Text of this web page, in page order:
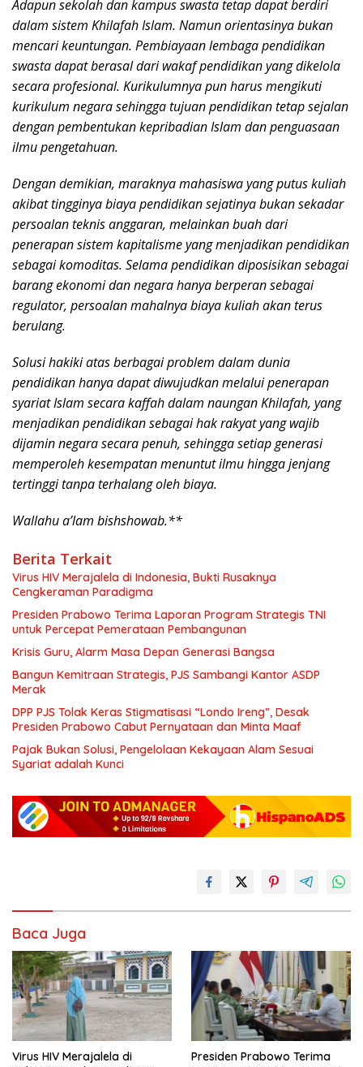
Adapun sekolah dan kampus swasta tetap dapat berdiri
dalam sistem Khilafah Islam. Namun orientasinya bukan
mencari keuntungan. Pembiayaan lembaga pendidikan
swasta dapat berasal dari wakaf pendidikan yang dikelola
secara profesional. Kurikulumnya pun harus mengikuti
kurikulum negara sehingga tujuan pendidikan tetap sejalan
dengan pembentukan kepribadian Islam dan penguasaan
ilmu pengetahuan.
Dengan demikian, maraknya mahasiswa yang putus kuliah
akibat tingginya biaya pendidikan sejatinya bukan sekadar
persoalan teknis anggaran, melainkan buah dari
penerapan sistem kapitalisme yang menjadikan pendidikan
sebagai komoditas. Selama pendidikan diposisikan sebagai
barang ekonomi dan negara hanya berperan sebagai
regulator, persoalan mahalnya biaya kuliah akan terus
berulang.
Solusi hakiki atas berbagai problem dalam dunia
pendidikan hanya dapat diwujudkan melalui penerapan
syariat Islam secara kaffah dalam naungan Khilafah, yang
menjadikan pendidikan sebagai hak rakyat yang wajib
dijamin negara secara penuh, sehingga setiap generasi
memperoleh kesempatan menuntut ilmu hingga jenjang
tertinggi tanpa terhalang oleh biaya.
Wallahu a’lam bishshowab.**
Berita Terkait
Virus HIV Merajalela di Indonesia, Bukti Rusaknya
Cengkeraman Paradigma
Presiden Prabowo Terima Laporan Program Strategis TNI
untuk Percepat Pemerataan Pembangunan
Krisis Guru, Alarm Masa Depan Generasi Bangsa
Bangun Kemitraan Strategis, PJS Sambangi Kantor ASDP
Merak
DPP PJS Tolak Keras Stigmatisasi “Londo Ireng”, Desak
Presiden Prabowo Cabut Pernyataan dan Minta Maaf
Pajak Bukan Solusi, Pengelolaan Kekayaan Alam Sesuai
Syariat adalah Kunci
Baca Juga
Virus HIV Merajalela di
Presiden Prabowo Terima